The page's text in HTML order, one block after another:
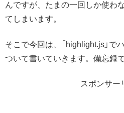
んですが、たまの一回しか使わ
てしまいます。
そこで今回は、「highlight.js」で
ついて書いていきます。備忘録で
スポンサー